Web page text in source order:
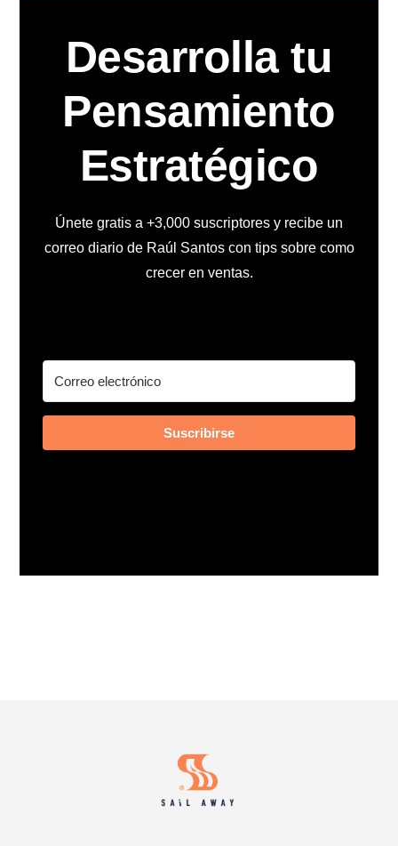
Desarrolla tu
Pensamiento
Estratégico
Únete gratis a +3,000 suscriptores y recibe un
correo diario de Raúl Santos con tips sobre como
crecer en ventas.
Suscribirse